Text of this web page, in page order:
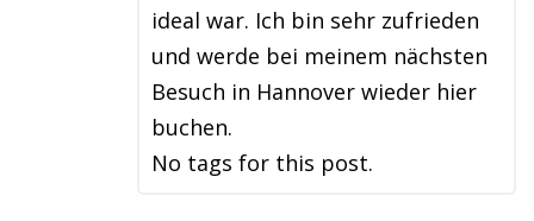
ideal war. Ich bin sehr zufrieden
und werde bei meinem nächsten
Besuch in Hannover wieder hier
buchen.
No tags for this post.